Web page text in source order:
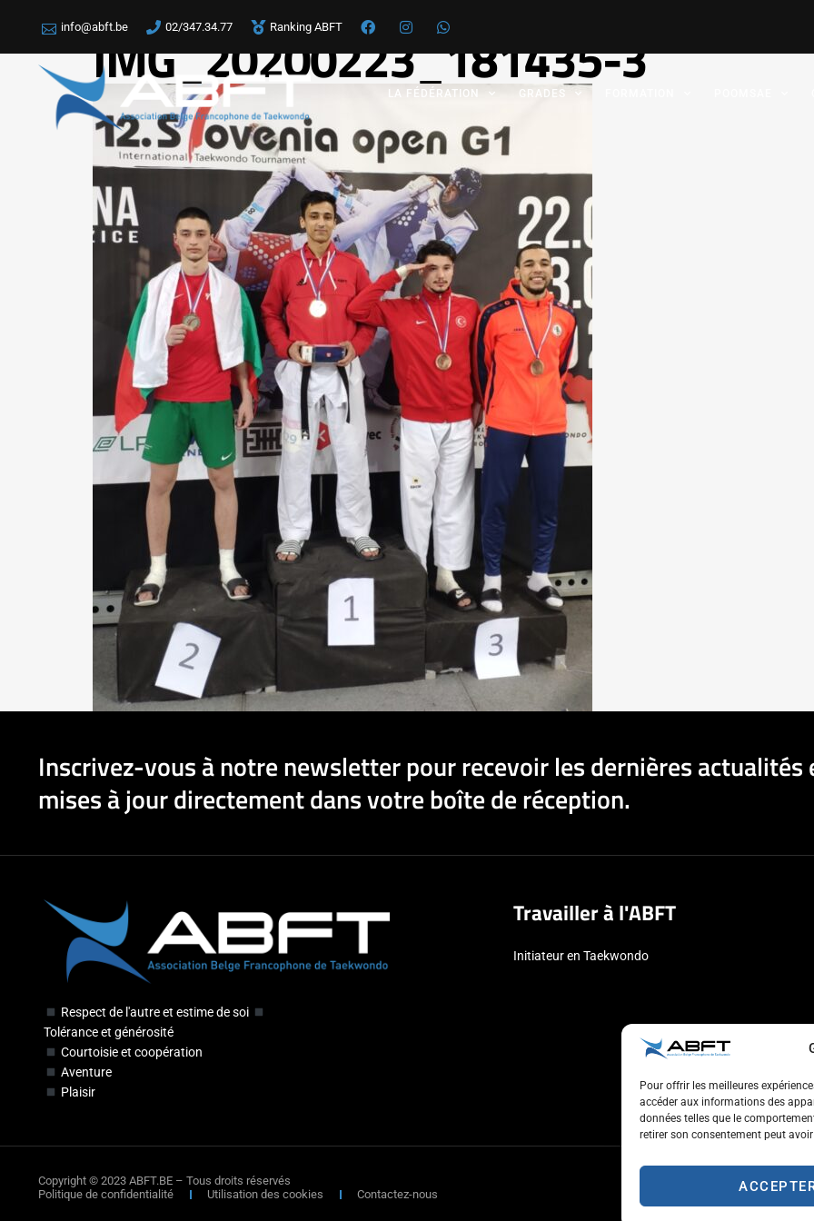
Pour offrir les meilleures
accéder aux informations des
données telles que le
retirer son consentement peut
info@abft.be 02/347.34.77 Ranking ABFT
LA FÉDÉRATION GRADES
IMG_20200223_181435-3
Inscrivez-vous à notre newsletter pour recevoir les dernières actualités
mises à jour directement dans votre boîte de réception.
Respect de l'autre et estime de soi
Tolérance et générosité
Courtoisie et coopération
Aventure
Plaisir
Travailler à l'ABFT
Initiateur en Taekwondo
Copyright © 2023 ABFT.BE – Tous droits réservés
Politique de confidentialité
Utilisation des cookies Contactez-nous